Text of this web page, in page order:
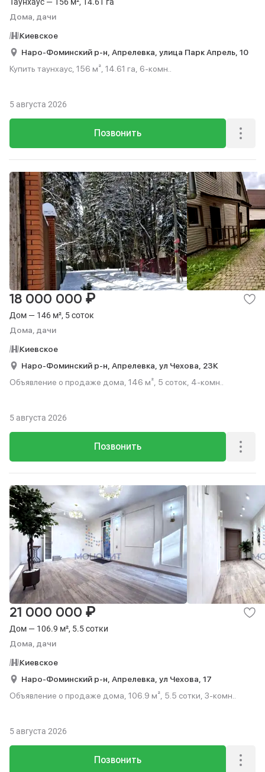
Дома, дачи
Киевское
Наро-Фоминский р-н, Апрелевка, улица Парк Апрель, 10
Купить таунхаус, 156 м², 14.61 га, 6-комн..
Позвонить
5 августа 2026
Дом — 146 м², 5 соток
Дома, дачи
18 000 000 ₽
Киевское
Наро-Фоминский р-н, Апрелевка, ул Чехова, 23К
Объявление о продаже дома, 146 м², 5 соток, 4-комн..
Позвонить
5 августа 2026
Дом — 106.9 м², 5.5 сотки
Дома, дачи
21 000 000 ₽
Киевское
Наро-Фоминский р-н, Апрелевка, ул Чехова, 17
Объявление о продаже дома, 106.9 м², 5.5 сотки, 3-комн..
Позвонить
5 августа 2026